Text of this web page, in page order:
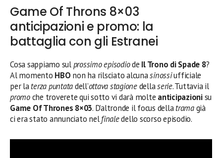
Game Of Throns 8×03
anticipazioni e promo: la
battaglia con gli Estranei
Cosa sappiamo sulprossimo episodiode Il Trono di Spade 8?
Al momento HBO non ha rilsciato alcunasinossiufficiale
per laterza puntatadell’ottava stagionedellaserie. Tuttavia il
promoche troverete qui sotto vi darà molte anticipazionisu
Game Of Thrones 8×03. D’altronde il focus dellatramagià
ci era stato annunciato nelfinaledello scorso episodio.